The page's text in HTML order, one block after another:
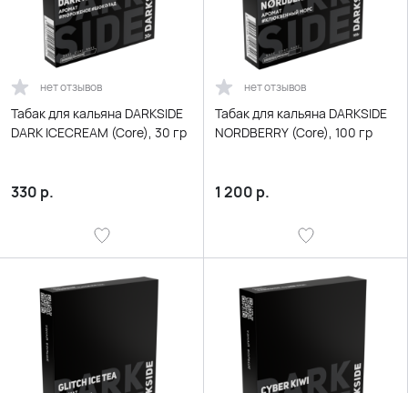
нет отзывов
Табак для кальяна DARKSIDE
DARK ICECREAM (Core), 30 гр
330 р.
нет отзывов
Табак для кальяна DARKSIDE
NORDBERRY (Core), 100 гр
1 200 р.